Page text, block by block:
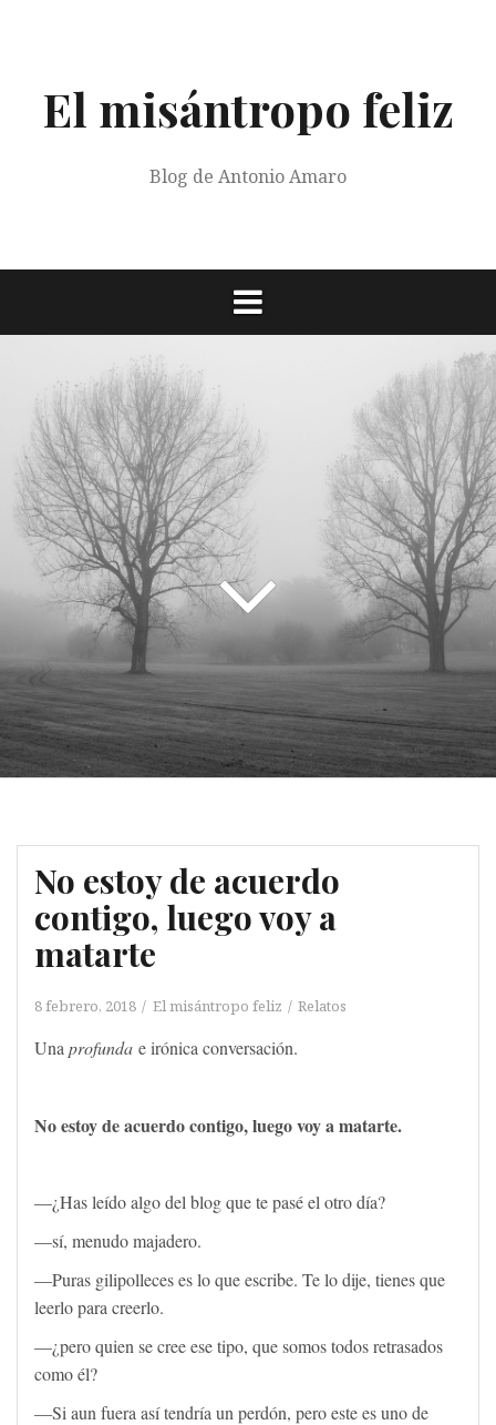
El misántropo feliz
Blog de Antonio Amaro
No estoy de acuerdo
contigo, luego voy a
matarte
8 febrero, 2018 El misántropo feliz Relatos
Una profunda e irónica conversación.
No estoy de acuerdo contigo, luego voy a matarte.
—¿Has leído algo del blog que te pasé el otro día?
—sí, menudo majadero.
—Puras gilipolleces es lo que escribe. Te lo dije, tienes que
leerlo para creerlo.
—¿pero quien se cree ese tipo, que somos todos retrasados
como él?
—Si aun fuera así tendría un perdón, pero este es uno de